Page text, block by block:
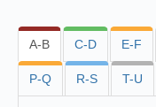
A-B C-D E-F
P-Q R-S T-U